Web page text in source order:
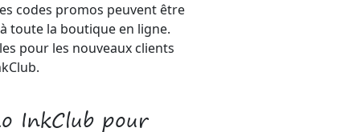
codes promos peuvent être
toute la boutique en ligne.
pour les nouveaux clients
InkClub pour